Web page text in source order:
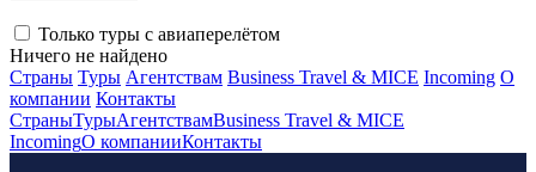
Только туры с авиаперелётом
Ничего не найдено
Страны Туры Агентствам Business Travel & MICE Incoming О
компании Контакты
СтраныТурыАгентствамBusiness Travel & MICE
IncomingО компанииКонтакты